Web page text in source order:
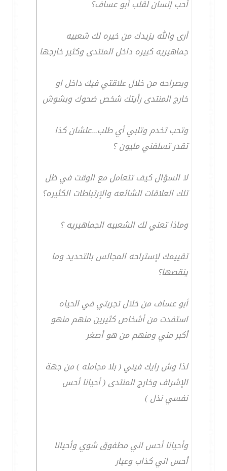
أحب إنسان لقلب أبو عساف؟
أرى والله يزيدك من خيره لك شعبيه
جماهيريه كبيره داخل المنتدى وكثير خارجها
وبصراحه من خلال علاقتي فيك داخل او
خارج المنتدى رأيتك شخص ضحوك وبشوش
وتحب تخدم وتلبي أي طلب...علشان كذا
تقدر تسلفني مليون ؟
لا السؤال كيف تتعامل مع الوقت في ظل
تلك العلاقات الشائعه والإرتباطات الكثيره؟
وماذا تعني لك الشعبيه الجماهيريه ؟
تقييمك لإستراحه المجالس بالتحديد وما
ينقصها؟
أبو عساف من خلال تجربتي في الحياه
استفدت من أشخاص كثيرين منهم منهو
أكبر مني ومنهم من هو أصغر
لذا وش رايك فيني ( بلا مجامله ) من جهة
الإشراف وخارج المنتدى ( أحيانا أحس
نفسي نذل )
وأحيانا أحس اني مطفوق شوي وأحيانا
أحس اني كذاب وعيار